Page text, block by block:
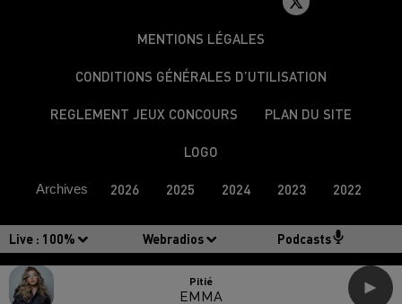
Live : 100% Webradios Podcasts
Pitié
EMMA
MENTIONS LÉGALES
CONDITIONS GÉNÉRALES D’UTILISATION
REGLEMENT JEUX CONCOURS PLAN DU SITE
LOGO
Archives 2026 2025 2024 2023 2022